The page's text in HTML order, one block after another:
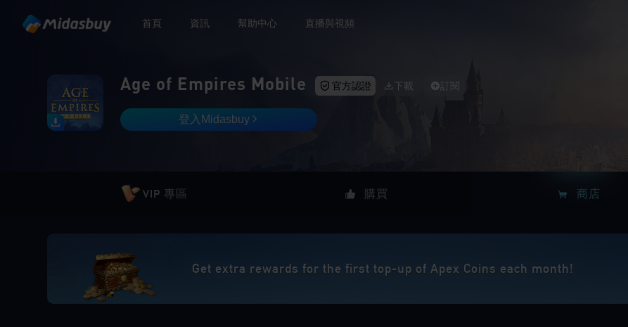
首頁 資訊 幫助中心 直播與視頻
Age of Empires Mobile 官方認證 下載 訂閱
登入Midasbuy
VIP 專區 購買 商店
Get extra rewards for the first top-up of Apex Coins each month!